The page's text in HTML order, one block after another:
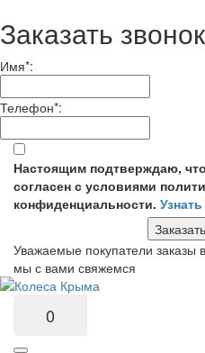
Заказать звонок
Имя*:
Телефон*:
Настоящим подтверждаю,
согласен с условиями
конфиденциальности.
Уважаемые покупатели заказы
мы с вами свяжемся
0